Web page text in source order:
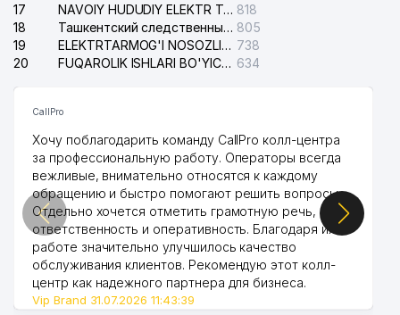
17
NAVOIY HUDUDIY ELEKTR TARMOQLARI KORXONASI AJ 818
18
Ташкентский следственный изолятор 805
19
ELEKTRTARMOG'I NOSOZLIKLARINI TO'ZATISH SERGELI XIZMATI 738
20
FUQAROLIK ISHLARI BO'YICHA UCH-TEPA TUMANI SUDI 634
CallPro
Хочу поблагодарить команду CallPro колл-центра
за профессиональную работу. Операторы всегда
вежливые, внимательно относятся к каждому
обращению и быстро помогают решить вопросы.
Отдельно хочется отметить грамотную речь,
ответственность и оперативность. Благодаря их
работе значительно улучшилось качество
обслуживания клиентов. Рекомендую этот колл-
центр как надежного партнера для бизнеса.
Vip Brand 31.07.2026 11:43:39